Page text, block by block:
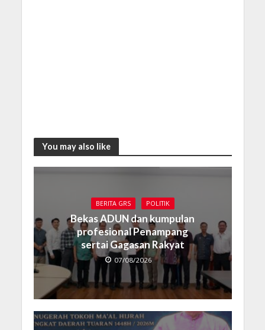
You may also like
BERITA GRS POLITIK
Bekas ADUN dan kumpulan
profesional Penampang
sertai Gagasan Rakyat
07/08/2026